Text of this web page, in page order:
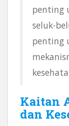
penting
seluk-
penting
Kaitan
dan